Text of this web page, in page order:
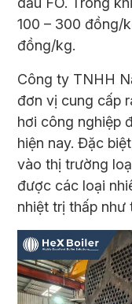
100 – 300 đồng/
đồng/kg.
Công ty TNHH
đơn vị cung cấp
hơi công nghiệp
hiện nay. Đặc
vào thị trường
được các loại
nhiệt trị thấp